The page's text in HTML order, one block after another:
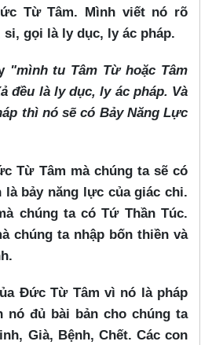
Từ Tâm. Mình viết nó rõ
si, gọi là ly dục, ly ác pháp.
"mình tu Tâm Từ hoặc Tâm
đều là ly dục, ly ác pháp. Và
thì nó sẽ có Bảy Năng Lực
Từ Tâm mà chúng ta sẽ có
bảy năng lực của giác chi.
chúng ta có Tứ Thần Túc.
chúng ta nhập bốn thiền và
Đức Từ Tâm vì nó là pháp
nó đủ bài bản cho chúng ta
Già, Bệnh, Chết. Các con